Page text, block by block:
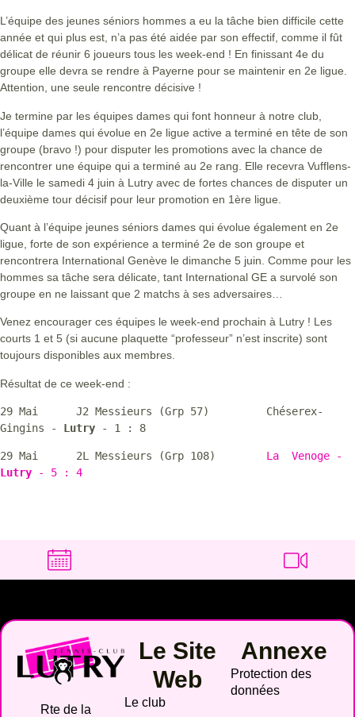
L’équipe des jeunes séniors hommes a eu la tâche bien difficile cette
année et qui plus est, n’a pas été aidée par son effectif, comme il fût
délicat de réunir 6 joueurs tous les week-end ! En finissant 4e du
groupe elle devra se rendre à Payerne pour se maintenir en 2e ligue.
Attention, une seule rencontre décisive !
Je termine par les équipes dames qui font honneur à notre club,
l’équipe dames qui évolue en 2e ligue active a terminé en tête de son
groupe (bravo !) pour disputer les promotions avec la chance de
rencontrer une équipe qui a terminé au 2e rang. Elle recevra Vufflens-
la-Ville le samedi 4 juin à Lutry avec de fortes chances de disputer un
deuxième tour décisif pour leur promotion en 1ère ligue.
Quant à l’équipe jeunes séniors dames qui évolue également en 2e
ligue, forte de son expérience a terminé 2e de son groupe et
rencontrera International Genève le dimanche 5 juin. Comme pour les
hommes sa tâche sera délicate, tant International GE a survolé son
groupe en ne laissant que 2 matchs à ses adversaires…
Venez encourager ces équipes le week-end prochain à Lutry ! Les
courts 1 et 5 (si aucune plaquette “professeur” n’est inscrite) sont
toujours disponibles aux membres.
Résultat de ce week-end :
29 Mai      J2 Messieurs (Grp 57)         Chéserex-
Gingins - Lutry - 1 : 8
29 Mai      2L Messieurs (Grp 108)
Lutry
- 5 : 4
Rte de la
Le Site
Web
Le club
Annexe
Protection des
données